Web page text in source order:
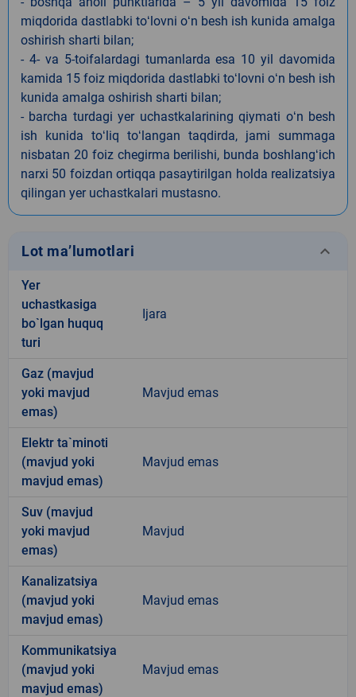
miqdorida dastlabki toʻlovni oʻn besh ish kunida amalga
oshirish sharti bilan;
- 4- va 5-toifalardagi tumanlarda esa 10 yil davomida
kamida 15 foiz miqdorida dastlabki toʻlovni oʻn besh ish
kunida amalga oshirish sharti bilan;
- barcha turdagi yer uchastkalarining qiymati oʻn besh
ish kunida toʻliq toʻlangan taqdirda, jami summaga
nisbatan 20 foiz chegirma berilishi, bunda boshlangʻich
narxi 50 foizdan ortiqqa pasaytirilgan holda realizatsiya
qilingan yer uchastkalari mustasno.
Lot ma’lumotlari keyboard_arrow_down
Yer
uchastkasiga
bo`lgan huquq
turi
Ijara
Gaz (mavjud
yoki mavjud
emas)
Mavjud emas
Elektr ta`minoti
(mavjud yoki
mavjud emas)
Mavjud emas
Suv (mavjud
yoki mavjud
emas)
Mavjud
Kanalizatsiya
(mavjud yoki
mavjud emas)
Mavjud emas
Kommunikatsiya
(mavjud yoki
mavjud emas)
Mavjud emas